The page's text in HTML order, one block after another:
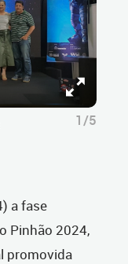
1/5
a fase
Pinhão 2024,
promovida